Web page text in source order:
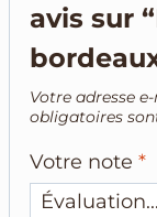
avis sur
Votre adresse
obligatoires
Votre note *